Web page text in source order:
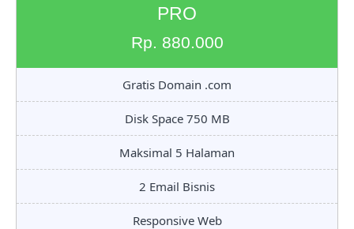
PRO
Rp. 880.000
Gratis Domain .com
Disk Space 750 MB
Maksimal 5 Halaman
2 Email Bisnis
Responsive Web